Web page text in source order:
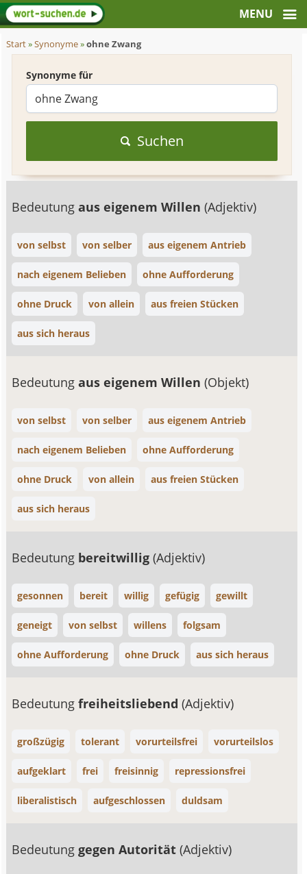
Start»Synonyme»ohne Zwang
Synonyme für
Suchen
Bedeutungaus eigenem Willen(Adjektiv)
von selbst von selber aus eigenem Antrieb
nach eigenem Belieben ohne Aufforderung
ohne Druck von allein aus freien Stücken
aus sich heraus
Bedeutungaus eigenem Willen(Objekt)
von selbst von selber aus eigenem Antrieb
nach eigenem Belieben ohne Aufforderung
ohne Druck von allein aus freien Stücken
aus sich heraus
Bedeutung bereitwillig(Adjektiv)
gesonnen bereit willig gefügig gewillt
geneigt von selbst willens folgsam
ohne Aufforderung ohne Druck aus sich heraus
Bedeutungfreiheitsliebend(Adjektiv)
großzügig tolerant vorurteilsfrei vorurteilslos
aufgeklart frei freisinnig repressionsfrei
liberalistisch aufgeschlossen duldsam
Bedeutunggegen Autorität(Adjektiv)